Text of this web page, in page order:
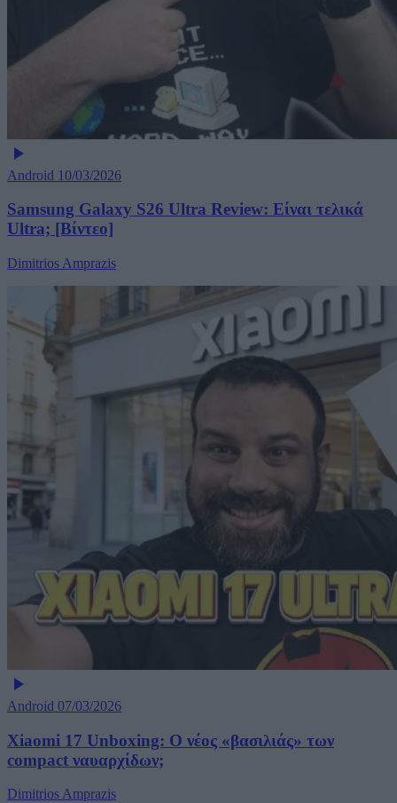
Android 10/03/2026
Samsung Galaxy S26 Ultra Review: Είναι τελικά
Ultra; [Βίντεο]
Dimitrios Amprazis
Android 07/03/2026
Xiaomi 17 Unboxing: Ο νέος «βασιλιάς» των
compact ναυαρχίδων;
Dimitrios Amprazis